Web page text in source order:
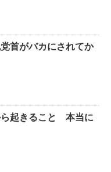
首がバカにされてか
ら起きること 本当に